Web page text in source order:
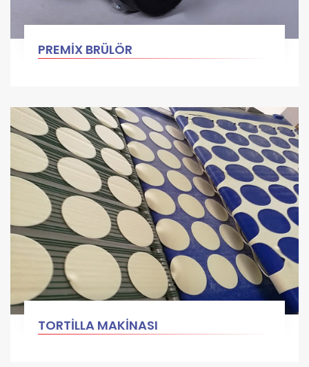
PREMİX BRÜLÖR
TORTİLLA MAKİNASI